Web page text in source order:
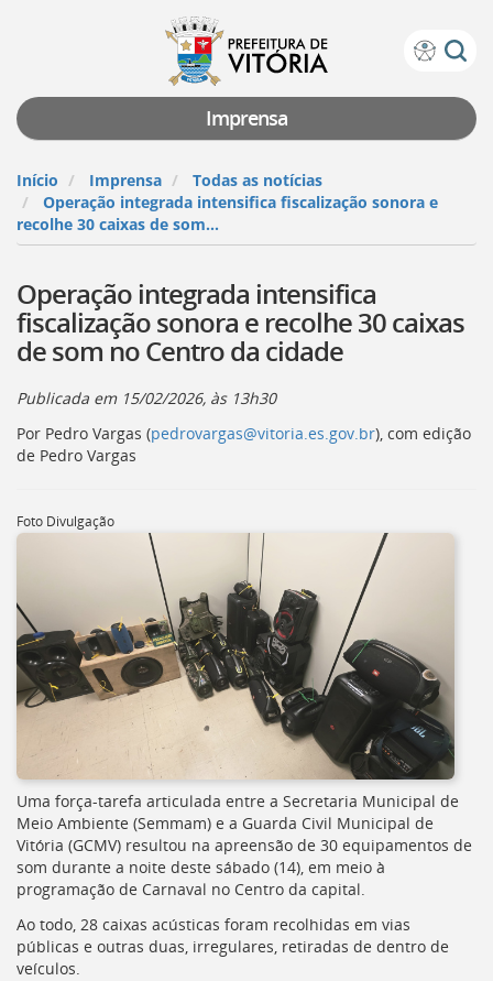
Prefeitura
Vitória
teclado:
para
a
página
de
de
acessibilidade
[]
Ir
a
inicial
do
Ir
Serviços
[]
Ir
para
de
secretarias
[]
Ir
para
a
página
de
legislação
[]
Imprensa
Início Imprensa
Todas as notícias
Operação integrada intensifica fiscalização sonora e
recolhe 30 caixas de som...
Operação integrada intensifica
fiscalização sonora e recolhe 30 caixas
de som no Centro da cidade
Publicada em 15/02/2026, às 13h30
Por Pedro Vargas (pedrovargas@vitoria.es.gov.br), com edição
de Pedro Vargas
Foto Divulgação
Uma força-tarefa articulada entre a Secretaria Municipal de
Meio Ambiente (Semmam) e a Guarda Civil Municipal de
Vitória (GCMV) resultou na apreensão de 30 equipamentos de
som durante a noite deste sábado (14), em meio à
programação de Carnaval no Centro da capital.
Ao todo, 28 caixas acústicas foram recolhidas em vias
públicas e outras duas, irregulares, retiradas de dentro de
veículos.